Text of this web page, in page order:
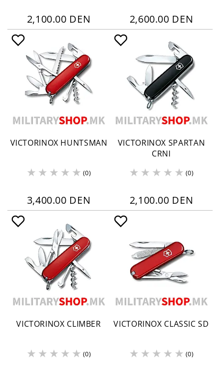
2,100.00 DEN 2,600.00 DEN
VICTORINOX HUNTSMAN
(0)
3,400.00 DEN
VICTORINOX SPARTAN
CRNI
(0)
2,100.00 DEN
VICTORINOX CLIMBER
(0)
VICTORINOX CLASSIC SD
(0)